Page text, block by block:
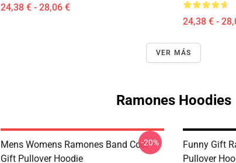
24,38 € - 28,06 €
24,38 € -
VER MÁS
Ramones Hoodies
Mens Womens Ramones Band Cool
Gift Pullover Hoodie
-20%
Funny Gift
Pullover